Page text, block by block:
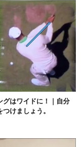
グはワイドに！｜自分
けましょう。